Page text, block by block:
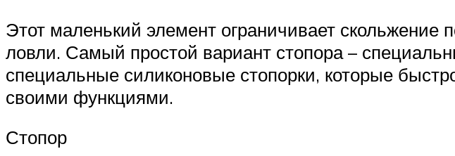
Этот маленький элемент ограничивает скольжение
ловли. Самый простой вариант стопора –
специальные силиконовые стопорки, которые
своими функциями.
Стопор